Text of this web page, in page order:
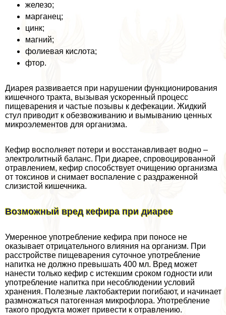
железо;
марганец;
цинк;
магний;
фолиевая кислота;
фтор.
Диарея развивается при нарушении функционирования
кишечного тpaкта, вызывая ускоренный процесс
пищеварения и частые позывы к дефекации. Жидкий
стул приводит к обезвоживанию и вымыванию ценных
микроэлементов для организма.
Кефир восполняет потери и восстанавливает водно –
электролитный баланс. При диарее, спровоцированной
отравлением, кефир способствует очищению организма
от токсинов и снимает воспаление с раздраженной
слизистой кишечника.
Возможный вред кефира при диарее
Умеренное употрeбление кефира при поносе не
оказывает отрицательного влияния на организм. При
расстройстве пищеварения суточное употрeбление
напитка не должно превышать 400 мл. Вред может
нанести только кефир с истекшим сроком годности или
употрeбление напитка при несоблюдении условий
хранения. Полезные лактобактерии погибают, и начинает
размножаться патогенная микрофлора. Употрeбление
такого продукта может привести к отравлению.